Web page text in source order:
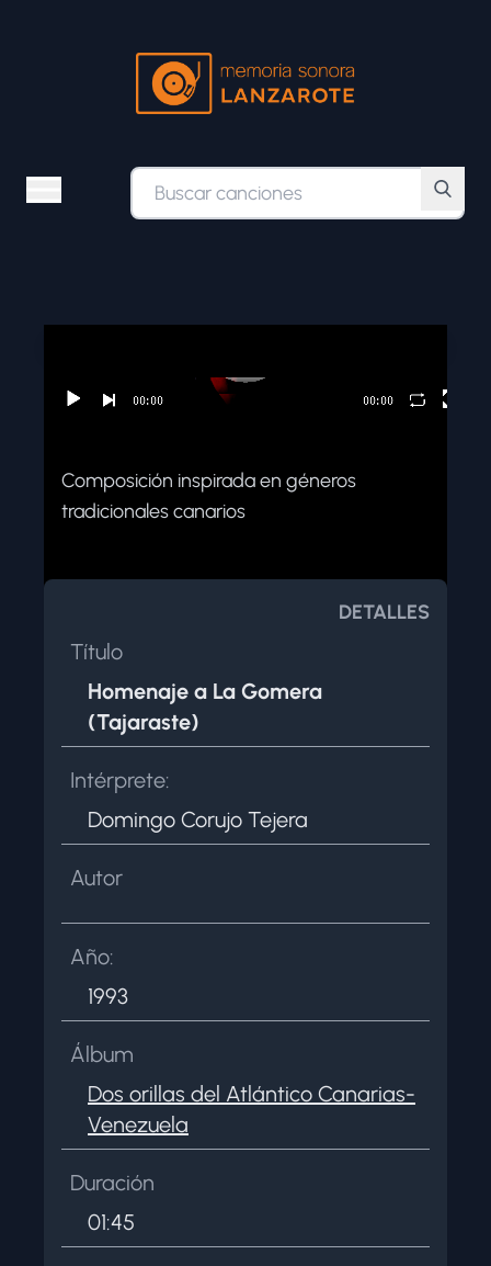
ESTILOS MUSICALES
NOSOTROS
Composición inspirada en géneros
tradicionales canarios
DETALLES
Título
Homenaje a La Gomera
(Tajaraste)
Intérprete:
Domingo Corujo Tejera
Autor
Año:
1993
Álbum
Dos orillas del Atlántico Canarias-
Venezuela
Duración
01:45